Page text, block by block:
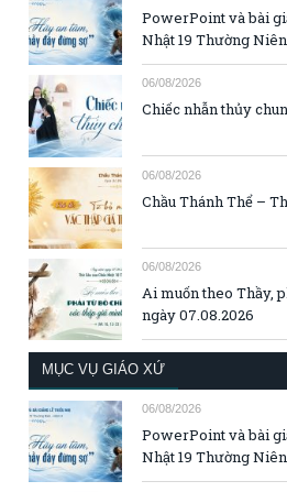
PowerPoint và bài
Nhật 19 Thường
06/08/2026
Chiếc nhẫn thủy
06/08/2026
Chầu Thánh Thể –
06/08/2026
Ai muốn theo Thầy,
ngày 07.08.2026
MỤC VỤ GIÁO XỨ
06/08/2026
PowerPoint và bài
Nhật 19 Thường